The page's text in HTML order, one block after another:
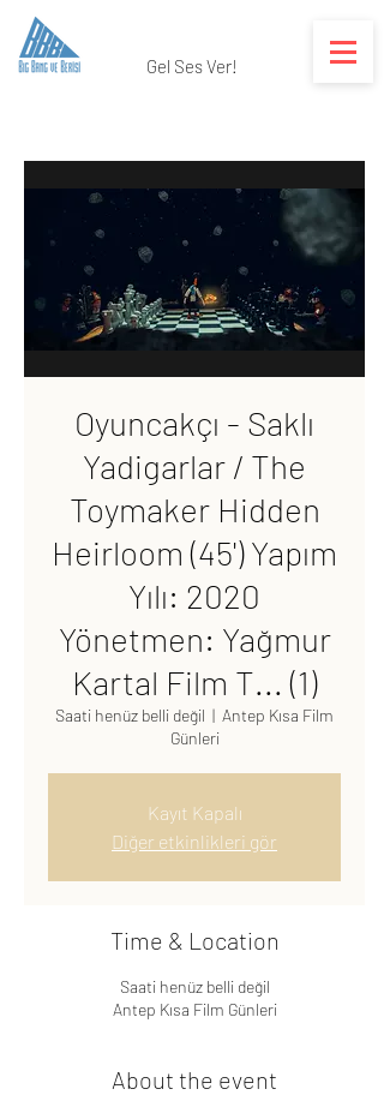
Gel Ses Ver!
Oyuncakçı - Saklı
Yadigarlar / The
Toymaker Hidden
Heirloom (45') Yapım
Yılı: 2020
Yönetmen: Yağmur
Kartal Film T... (1)
Saati henüz belli değil
  |
Antep Kısa Film
Günleri
Kayıt Kapalı
Diğer etkinlikleri gör
Time & Location
Saati henüz belli değil
Antep Kısa Film Günleri
About the event